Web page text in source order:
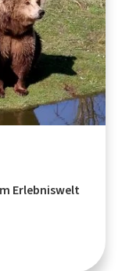
Erlebniswelt